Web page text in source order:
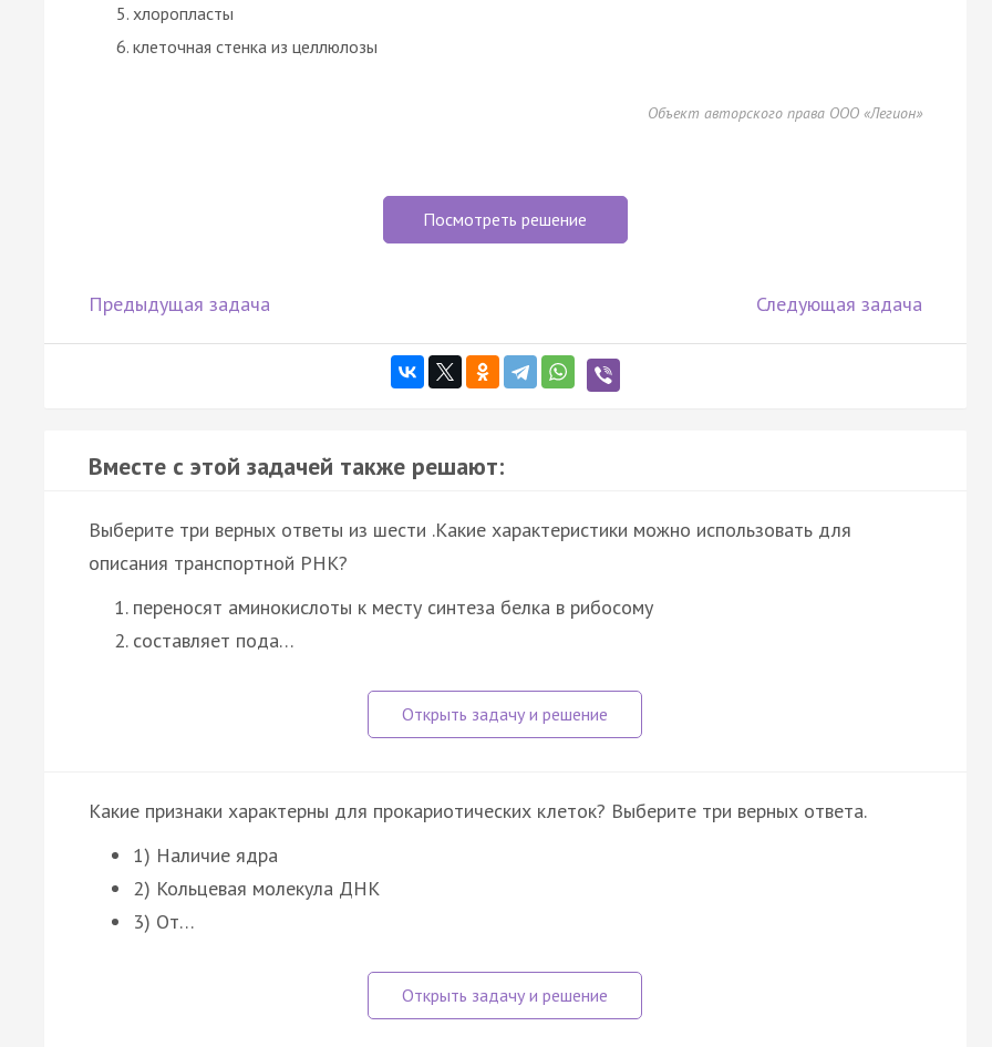
хлоропласты
клеточная стенка из целлюлозы
Объект авторского права ООО «Легион»
Посмотреть решение
Предыдущая задача Следующая задача
Вместе с этой задачей также решают:
Выберите три верных ответы из шести .Какие характеристики можно использовать для
описания транспортной РНК?
переносят аминокислоты к месту синтеза белка в рибосому
составляет пода…
Какие признаки характерны для прокариотических клеток? Выберите три верных ответа.
1) Наличие ядра
2) Кольцевая молекула ДНК
3) От…